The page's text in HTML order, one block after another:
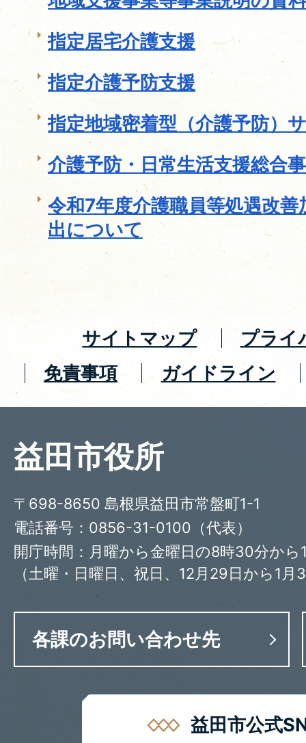
指定居宅介護支援
指定介護予防支援
指定地域密着型（介護予防）
介護予防・日常生活支援総合
令和7年度介護職員等処遇改
出について
サイトマップ
プライ
免責事項
ガイドライン
益田市役所
〒698-8650 島根県益田市常盤町1-1
電話番号：0856-31-0100（代表）
開庁時間：月曜から金曜日の8時30分から
（土曜・日曜日、祝日、12月29日から1月
各課のお問い合わせ先
益田市公式